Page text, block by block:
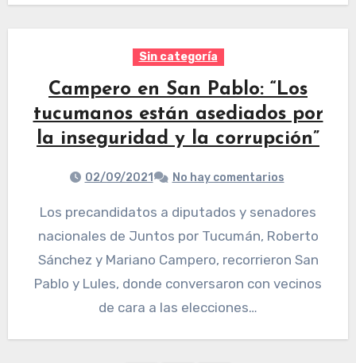
Sin categoría
Campero en San Pablo: “Los
tucumanos están asediados por
la inseguridad y la corrupción”
02/09/2021 No hay comentarios
Los precandidatos a diputados y senadores
nacionales de Juntos por Tucumán, Roberto
Sánchez y Mariano Campero, recorrieron San
Pablo y Lules, donde conversaron con vecinos
de cara a las elecciones…